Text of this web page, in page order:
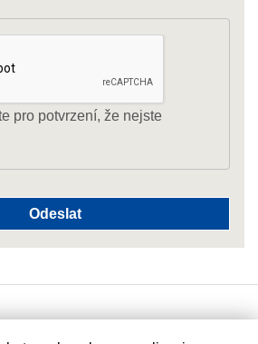
pro potvrzení, že nejste